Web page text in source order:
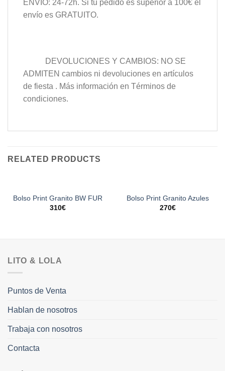
ENVIO: 24-72h. Si tu pedido es superior a 100€ el
envío es GRATUITO.
DEVOLUCIONES Y CAMBIOS: NO SE
ADMITEN cambios ni devoluciones en artículos
de fiesta . Más información en Términos de
condiciones.
RELATED PRODUCTS
Bolso Print Granito BW FUR
310€
Bolso Print Granito Azules
270€
LITO & LOLA
Puntos de Venta
Hablan de nosotros
Trabaja con nosotros
Contacta